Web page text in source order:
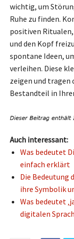
wichtig, um
Ruhe zu finden.
positiven
und den Kopf
spontane Ideen,
verleihen. Diese
zeigen und tragen
Bestandteil in
Auch interessant:
Was bedeutet
einfach erklärt
Die Bedeutung
ihre Symbolik
Was bedeutet
digitalen